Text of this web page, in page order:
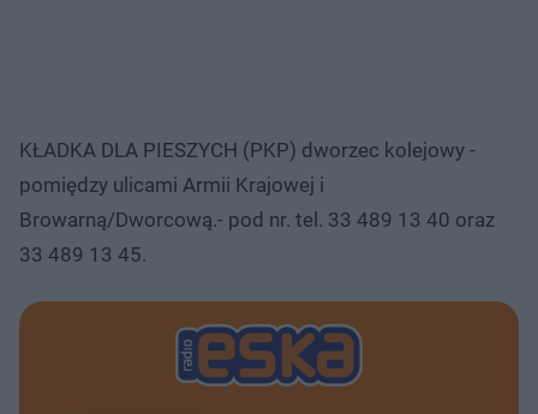
KŁADKA DLA PIESZYCH (PKP) dworzec kolejowy -
pomiędzy ulicami Armii Krajowej i
Browarną/Dworcową.- pod nr. tel. 33 489 13 40 oraz
33 489 13 45.